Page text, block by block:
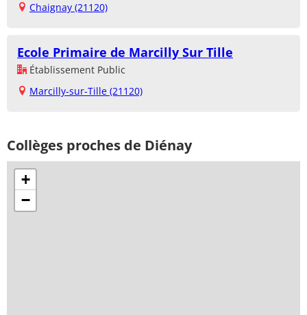
Chaignay (21120)
Ecole Primaire de Marcilly Sur Tille
Établissement Public
Marcilly-sur-Tille (21120)
Collèges proches de Diénay
+
−